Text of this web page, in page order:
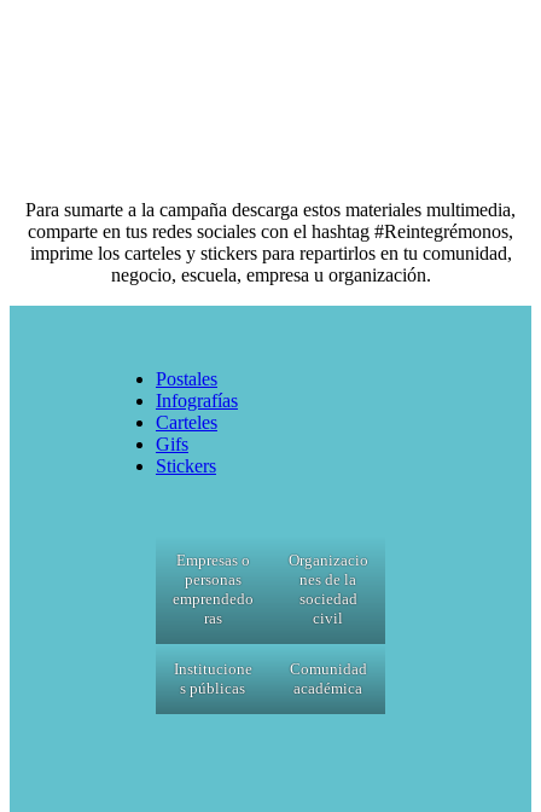
Para sumarte a la campaña descarga estos materiales multimedia,
comparte en tus redes sociales con el hashtag #Reintegrémonos,
imprime los carteles y stickers para repartirlos en tu comunidad,
negocio, escuela, empresa u organización.
Postales
Infografías
Carteles
Gifs
Stickers
Empresas o
personas
emprendedo
ras
Organizacio
nes de la
sociedad
civil
Institucione
s públicas
Comunidad
académica